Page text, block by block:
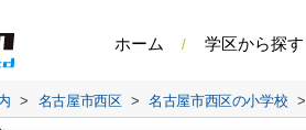
ホーム 学区から探す
> 名古屋市西区 > 名古屋市西区の小学校 >